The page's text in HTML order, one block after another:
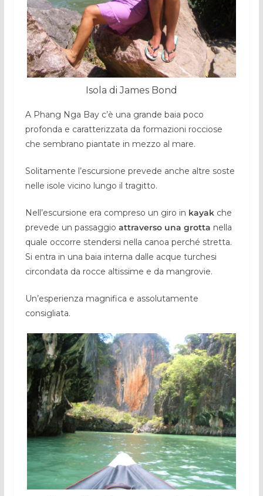
Isola di James Bond
A Phang Nga Bay c’è una grande baia poco
profonda e caratterizzata da formazioni rocciose
che sembrano piantate in mezzo al mare.
Solitamente l’escursione prevede anche altre soste
nelle isole vicino lungo il tragitto.
Nell’escursione era compreso un giro in kayakche
prevede un passaggio attraverso una grotta nella
quale occorre stendersi nella canoa perché stretta.
Si entra in una baia interna dalle acque turchesi
circondata da rocce altissime e da mangrovie.
Un’esperienza magnifica e assolutamente
consigliata.